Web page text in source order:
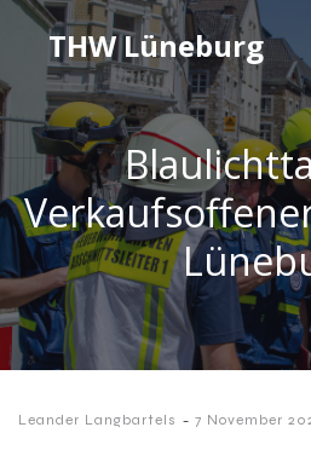
THW Lüneburg
Leander Langbartels - 7 November